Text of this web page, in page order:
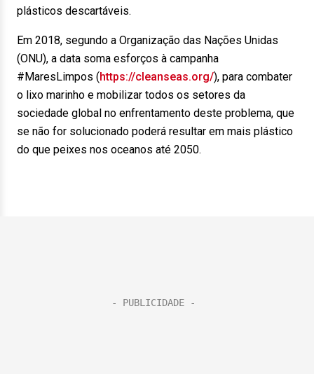
plásticos descartáveis.
Em 2018, segundo a Organização das Nações Unidas
(ONU), a data soma esforços à campanha
#MaresLimpos (https://cleanseas.org/), para combater
o lixo marinho e mobilizar todos os setores da
sociedade global no enfrentamento deste problema, que
se não for solucionado poderá resultar em mais plástico
do que peixes nos oceanos até 2050.